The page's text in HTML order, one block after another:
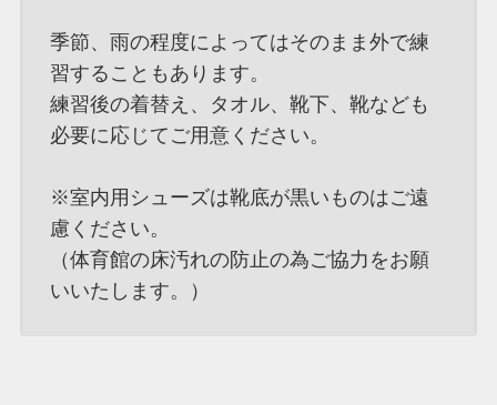
季節、雨の程度によってはそのまま外で練
習することもあります。
練習後の着替え、タオル、靴下、靴なども
必要に応じてご用意ください。
※室内用シューズは靴底が黒いものはご遠
慮ください。
（体育館の床汚れの防止の為ご協力をお願
いいたします。）